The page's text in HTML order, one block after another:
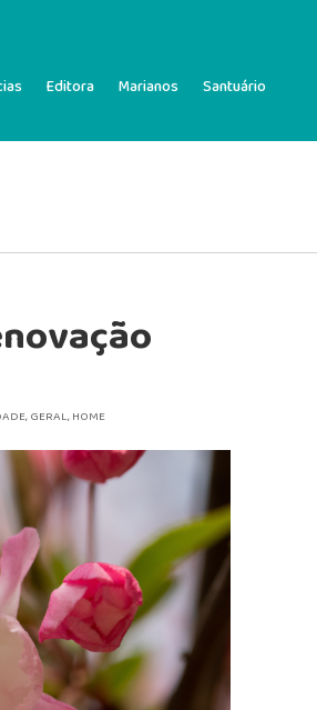
Editora Marianos Santuário
,GERAL,HOME